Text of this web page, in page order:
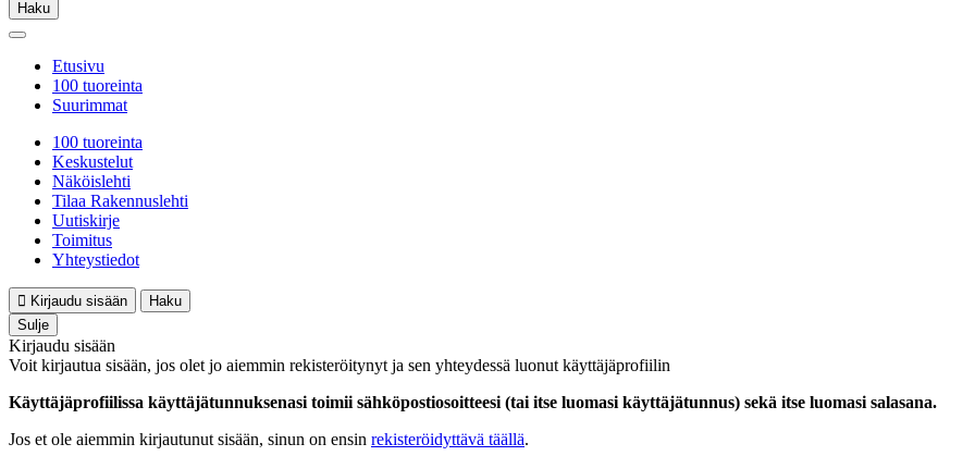
Haku
Etusivu
100 tuoreinta
Suurimmat
100 tuoreinta
Keskustelut
Näköislehti
Tilaa Rakennuslehti
Uutiskirje
Toimitus
Yhteystiedot
Kirjaudu sisään
Haku
Sulje
Kirjaudu sisään
Voit kirjautua sisään, jos olet jo aiemmin rekisteröitynyt ja sen yhteydessä luonut käyttäjäprofiilin
Käyttäjäprofiilissa käyttäjätunnuksenasi toimii sähköpostiosoitteesi (tai itse luomasi käyttäjätunnus) sekä itse luomasi salasana.
Jos et ole aiemmin kirjautunut sisään, sinun on ensin rekisteröidyttävä täällä.